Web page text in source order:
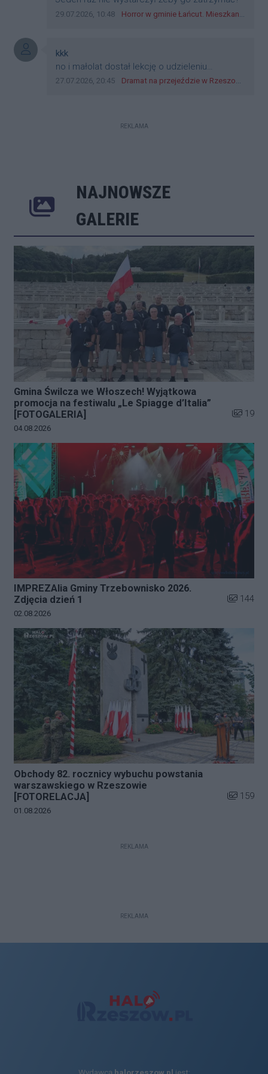
Data dodania komentarza:
29.07.2026, 10:48 Źródło komentarza:
Horror w gminie Łańcut. Mieszkaniec Rzeszowa terroryzował rodzinę nożem i zaatakował policjantów! [VIDEO]
Autor komentarza:
kkk
Treść komentarza:
no i małolat dostał lekcję o udzieleniu
pierwszeństwa
Data dodania komentarza:
27.07.2026, 20:45 Źródło komentarza:
Dramat na przejeździe w Rzeszowie. 16-latek na hulajnodze wjechał wprost pod szynobus
REKLAMA
NAJNOWSZE
GALERIE
Gmina Świlcza we Włoszech! Wyjątkowa
promocja na festiwalu „Le Spiagge d’Italia”
[FOTOGALERIA]
Liczba
19
Data dodania galerii:
04.08.2026
IMPREZAlia Gminy Trzebownisko 2026.
Zdjęcia dzień 1
Liczba
144
Data dodania galerii:
02.08.2026
Obchody 82. rocznicy wybuchu powstania
warszawskiego w Rzeszowie
[FOTORELACJA]
Liczba
159
Data dodania galerii:
01.08.2026
REKLAMA
REKLAMA